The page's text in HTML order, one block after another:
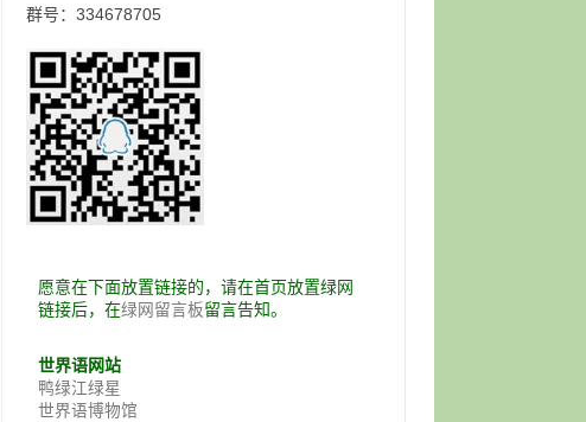
群号：334678705
愿意在下面放置链接的，请在首页放置绿网
链接后，在绿网留言板留言告知。
世界语网站
鸭绿江绿星
世界语博物馆